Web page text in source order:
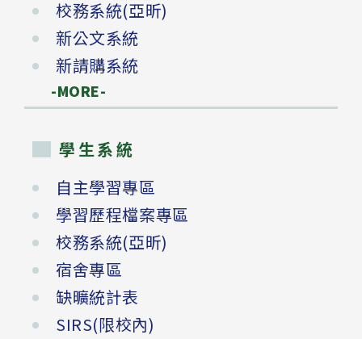
校務系統(亞昕)
新公文系統
新請購系統
-MORE-
學生系統
自主學習專區
學習歷程檔案專區
校務系統(亞昕)
宿舍專區
缺曠統計表
SIRS(限校內)